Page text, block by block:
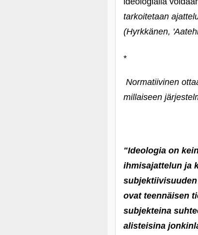
tarkoitetaan
(Hyrkkänen,
*
Normatiivinen
millaiseen
"Ideologia on
ihmisajattelun ja
ovat teennäisen
subjekteina
alisteisina